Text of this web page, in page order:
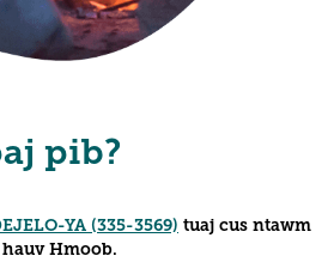
pib?
YA (335-3569) tuaj cus ntawm
hauv Hmoob.